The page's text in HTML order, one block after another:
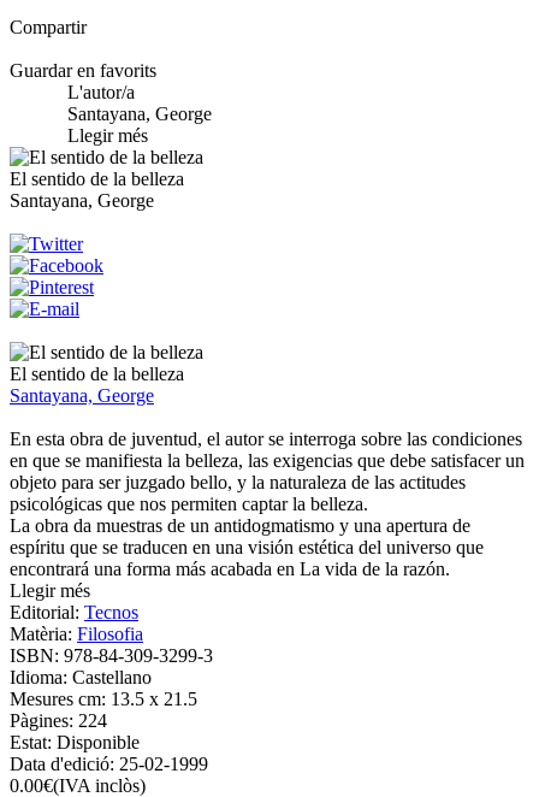
Compartir
Guardar en favorits
L'autor/a
Santayana, George
Llegir més
El sentido de la belleza
Santayana, George
El sentido de la belleza
Santayana, George
En esta obra de juventud, el autor se interroga sobre las condiciones
en que se manifiesta la belleza, las exigencias que debe satisfacer un
objeto para ser juzgado bello, y la naturaleza de las actitudes
psicológicas que nos permiten captar la belleza.
La obra da muestras de un antidogmatismo y una apertura de
espíritu que se traducen en una visión estética del universo que
encontrará una forma más acabada en La vida de la razón.
Llegir més
Editorial: Tecnos
Matèria: Filosofia
ISBN: 978-84-309-3299-3
Idioma: Castellano
Mesures cm: 13.5 x 21.5
Pàgines: 224
Estat: Disponible
Data d'edició: 25-02-1999
0.00€(IVA inclòs)